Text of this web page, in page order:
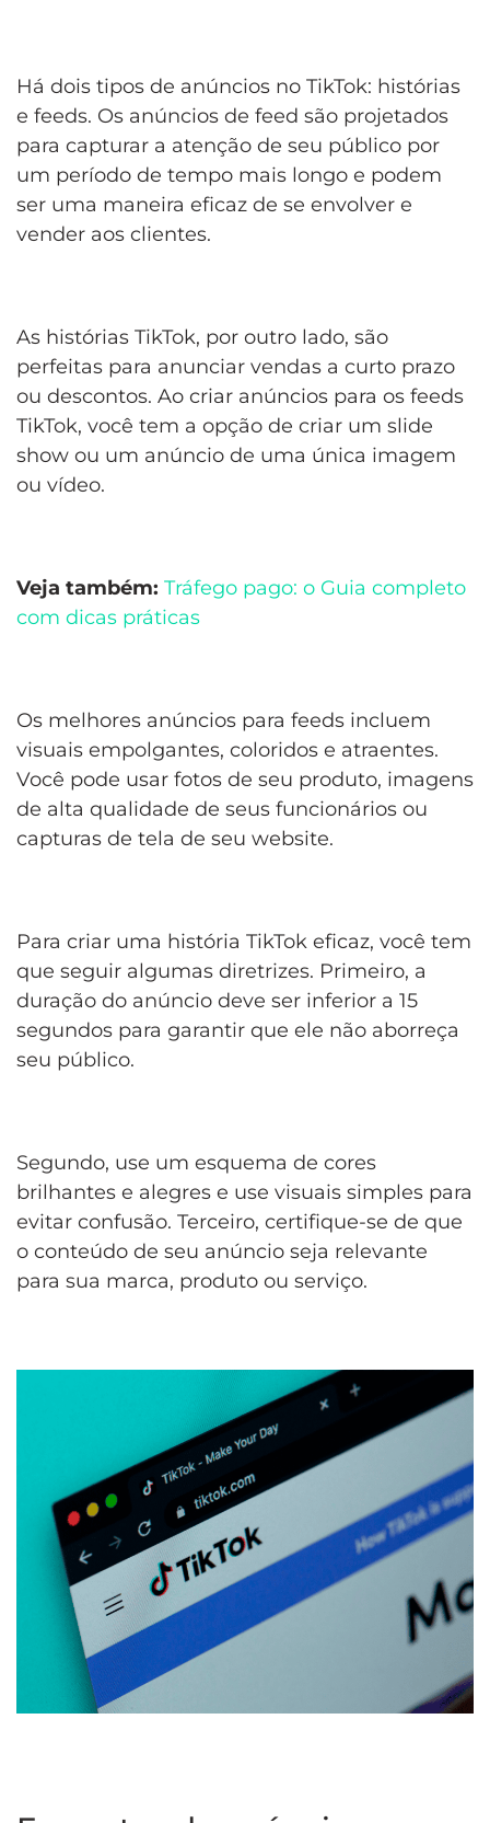
Há dois tipos de anúncios no TikTok: histórias
e feeds. Os anúncios de feed são projetados
para capturar a atenção de seu público por
um período de tempo mais longo e podem
ser uma maneira eficaz de se envolver e
vender aos clientes.
As histórias TikTok, por outro lado, são
perfeitas para anunciar vendas a curto prazo
ou descontos. Ao criar anúncios para os feeds
TikTok, você tem a opção de criar um slide
show ou um anúncio de uma única imagem
ou vídeo.
Veja também: Tráfego pago: o Guia completo
com dicas práticas
Os melhores anúncios para feeds incluem
visuais empolgantes, coloridos e atraentes.
Você pode usar fotos de seu produto, imagens
de alta qualidade de seus funcionários ou
capturas de tela de seu website.
Para criar uma história TikTok eficaz, você tem
que seguir algumas diretrizes. Primeiro, a
duração do anúncio deve ser inferior a 15
segundos para garantir que ele não aborreça
seu público.
Segundo, use um esquema de cores
brilhantes e alegres e use visuais simples para
evitar confusão. Terceiro, certifique-se de que
o conteúdo de seu anúncio seja relevante
para sua marca, produto ou serviço.